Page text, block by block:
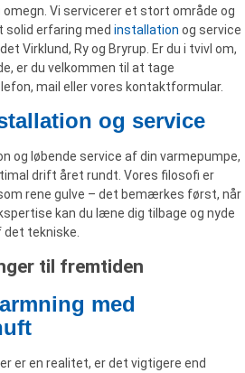
Vi servicerer et stort område og
solid erfaring med installation og service
Virklund, Ry og Bryrup. Er du i tvivl om,
er du velkommen til at tage
mail eller vores kontaktformular.
og service
og løbende service af din varmepumpe,
drift året rundt. Vores filosofi er
rene gulve – det bemærkes først, når
kan du læne dig tilbage og nyde
tekniske.
til fremtiden
med
er en realitet, er det vigtigere end